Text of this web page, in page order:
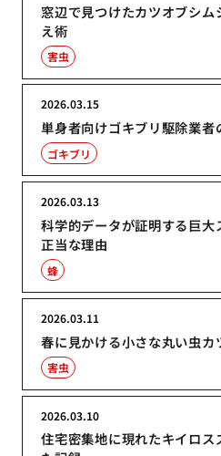
窓辺で見つけたカツオブシ
え術
害虫
単身者向けゴキブリ駆除業者
2026.03.15
ゴキブリ
科学的データが証明する巨
正当な理由
2026.03.13
蜂
春に見かける小さな丸い虫
2026.03.11
害虫
住宅密集地に現れたキイロ
2026.03.10